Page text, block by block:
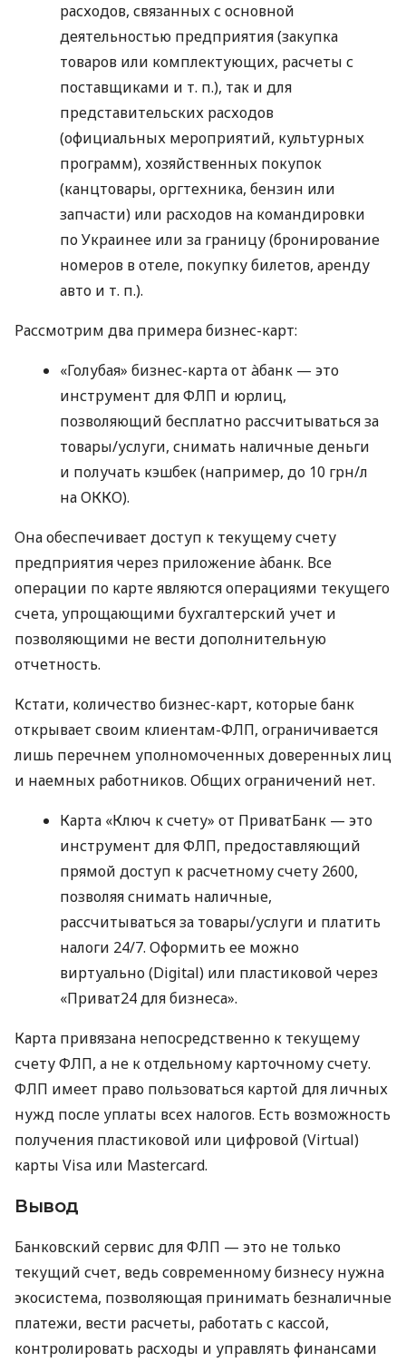
расходов, связанных с основной
деятельностью предприятия (закупка
товаров или комплектующих, расчеты с
поставщиками и т. п.), так и для
представительских расходов
(официальных мероприятий, культурных
программ), хозяйственных покупок
(канцтовары, оргтехника, бензин или
запчасти) или расходов на командировки
по Украинее или за границу (бронирование
номеров в отеле, покупку билетов, аренду
авто и т. п.).
Рассмотрим два примера бизнес-карт:
«Голубая» бизнес-карта от àбанк — это
инструмент для ФЛП и юрлиц,
позволяющий бесплатно рассчитываться за
товары/услуги, снимать наличные деньги
и получать кэшбек (например, до 10 грн/л
на ОККО).
Она обеспечивает доступ к текущему счету
предприятия через приложение àбанк. Все
операции по карте являются операциями текущего
счета, упрощающими бухгалтерский учет и
позволяющими не вести дополнительную
отчетность.
Кстати, количество бизнес-карт, которые банк
открывает своим клиентам-ФЛП, ограничивается
лишь перечнем уполномоченных доверенных лиц
и наемных работников. Общих ограничений нет.
Карта «Ключ к счету» от ПриватБанк — это
инструмент для ФЛП, предоставляющий
прямой доступ к расчетному счету 2600,
позволяя снимать наличные,
рассчитываться за товары/услуги и платить
налоги 24/7. Оформить ее можно
виртуально (Digital) или пластиковой через
«Приват24 для бизнеса».
Карта привязана непосредственно к текущему
счету ФЛП, а не к отдельному карточному счету.
ФЛП имеет право пользоваться картой для личных
нужд после уплаты всех налогов. Есть возможность
получения пластиковой или цифровой (Virtual)
карты Visa или Mastercard.
Вывод
Банковский сервис для ФЛП — это не только
текущий счет, ведь современному бизнесу нужна
экосистема, позволяющая принимать безналичные
платежи, вести расчеты, работать с кассой,
контролировать расходы и управлять финансами